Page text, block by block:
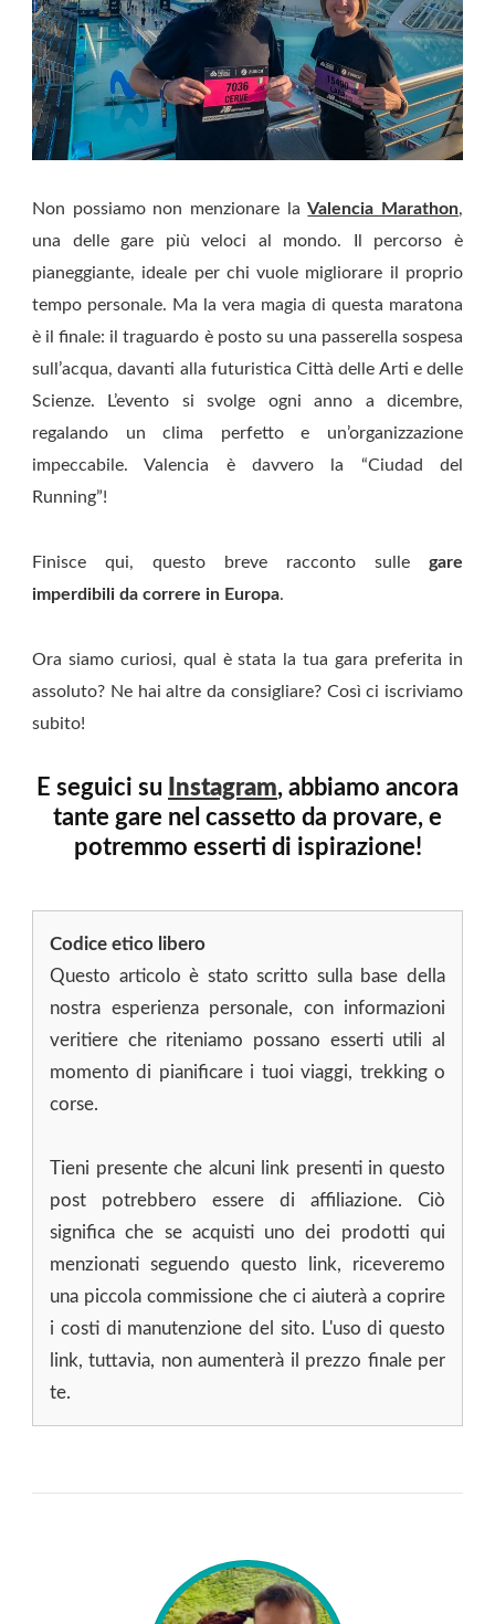
Non possiamo non menzionare laValencia Marathon,
una delle gare più veloci al mondo. Il percorso è
pianeggiante, ideale per chi vuole migliorare il proprio
tempo personale. Ma la vera magia di questa maratona
è il finale: il traguardo è posto su una passerella sospesa
sull’acqua, davanti alla futuristica Città delle Arti e delle
Scienze. L’evento si svolge ogni anno a dicembre,
regalando un clima perfetto e un’organizzazione
impeccabile. Valencia è davvero la “Ciudad del
Running”!
Finisce qui, questo breve racconto sulle gare
imperdibili da correre in Europa.
Ora siamo curiosi, qual è stata la tua gara preferita in
assoluto? Ne hai altre da consigliare? Così ci iscriviamo
subito!
E seguici su Instagram, abbiamo ancora
tante gare nel cassetto da provare, e
potremmo esserti di ispirazione!
Codice etico libero
Questo articolo è stato scritto sulla base della
nostra esperienza personale, con informazioni
veritiere che riteniamo possano esserti utili al
momento di pianificare i tuoi viaggi, trekking o
corse.
Tieni presente che alcuni link presenti in questo
post potrebbero essere di affiliazione. Ciò
significa che se acquisti uno dei prodotti qui
menzionati seguendo questo link, riceveremo
una piccola commissione che ci aiuterà a coprire
i costi di manutenzione del sito. L'uso di questo
link, tuttavia, non aumenterà il prezzo finale per
te.